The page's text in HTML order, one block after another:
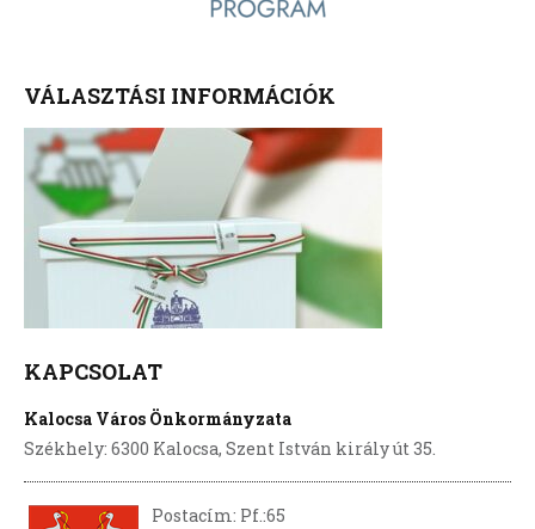
VÁLASZTÁSI INFORMÁCIÓK
KAPCSOLAT
Kalocsa Város Önkormányzata
Székhely: 6300 Kalocsa, Szent István király út 35.
Postacím: Pf.:65